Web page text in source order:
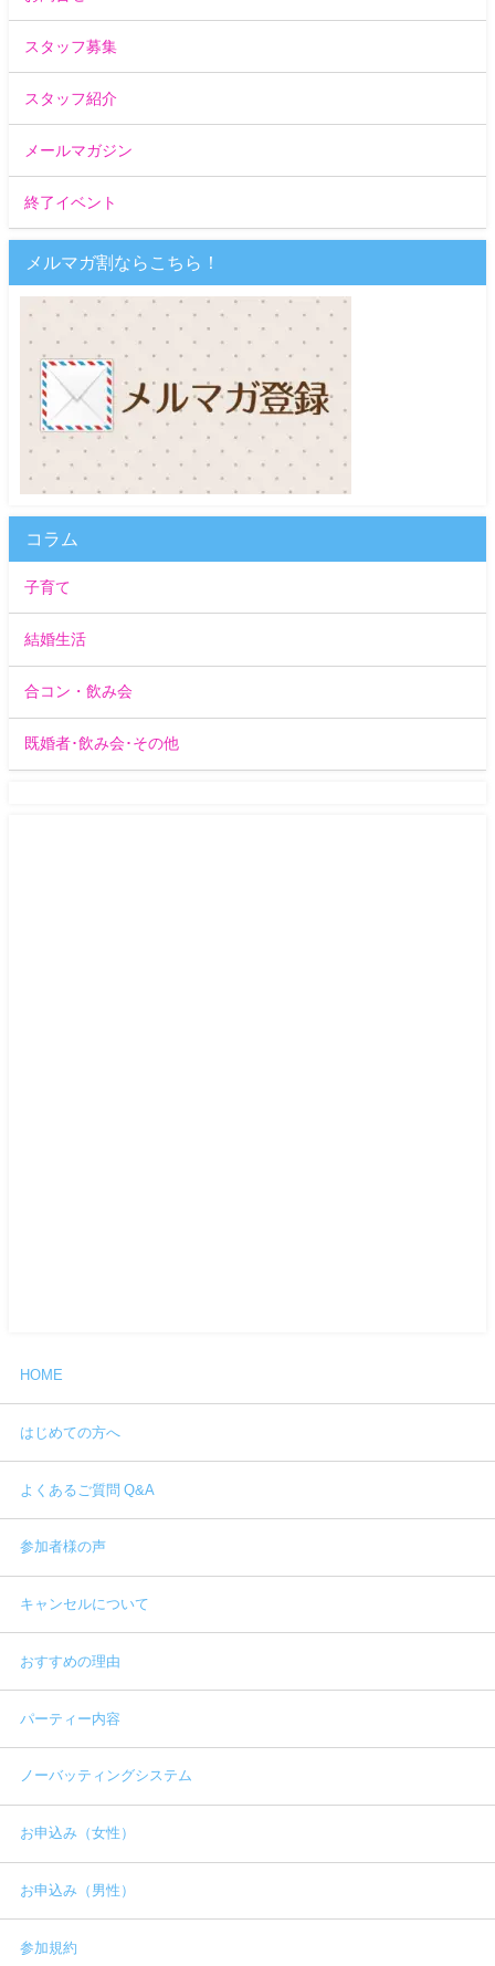
スタッフ募集
スタッフ紹介
メールマガジン
終了イベント
メルマガ割ならこちら！
コラム
子育て
結婚生活
合コン・飲み会
既婚者･飲み会･その他
HOME
はじめての方へ
よくあるご質問 Q&A
参加者様の声
キャンセルについて
おすすめの理由
パーティー内容
ノーバッティングシステム
お申込み（女性）
お申込み（男性）
参加規約